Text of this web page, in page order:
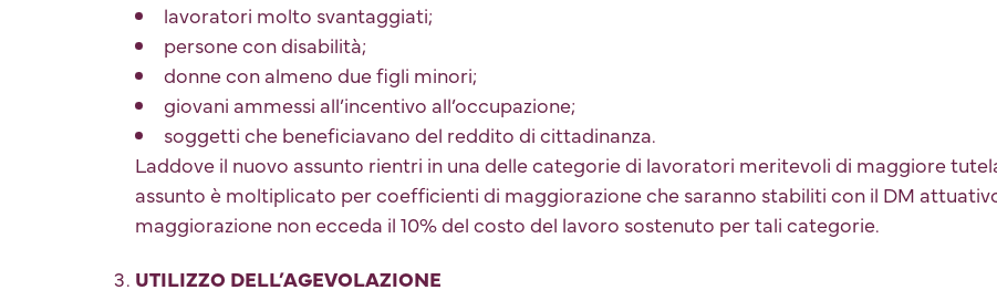
lavoratori molto svantaggiati;
persone con disabilità;
donne con almeno due figli minori;
giovani ammessi all’incentivo all’occupazione;
soggetti che beneficiavano del reddito di cittadinanza.
Laddove il nuovo assunto rientri in una delle categorie di lavoratori meritevoli di maggiore
assunto è moltiplicato per coefficienti di maggiorazione che saranno stabiliti con il DM
maggiorazione non ecceda il 10% del costo del lavoro sostenuto per tali categorie.
UTILIZZO DELL’AGEVOLAZIONE